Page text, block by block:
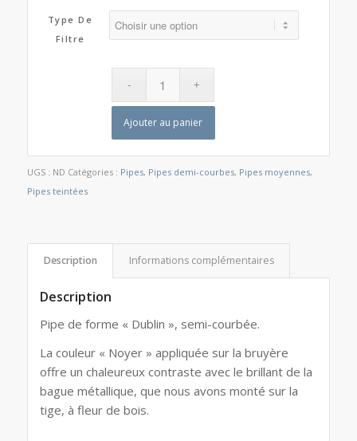
Type De
Filtre
Ajouter au panier
UGS : ND Catégories : Pipes, Pipes demi-courbes, Pipes moyennes,
Pipes teintées
Description Informations complémentaires
Description
Pipe de forme « Dublin », semi-courbée.
La couleur « Noyer » appliquée sur la bruyère
offre un chaleureux contraste avec le brillant de la
bague métallique, que nous avons monté sur la
tige, à fleur de bois.